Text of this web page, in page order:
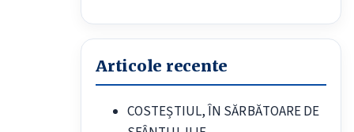
Articole recente
COSTEȘTIUL, ÎN SĂRBĂTOARE DE